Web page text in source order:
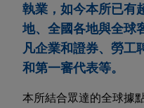
執業，如今本所已有
地、全國各地與全球
凡企業和證券、勞工
和第一審代表等。
本所結合眾達的全球據